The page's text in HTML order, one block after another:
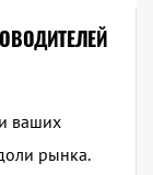
ваших
рынка.